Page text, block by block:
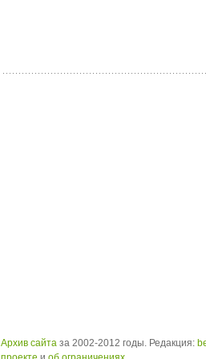
Архив сайта за 2002-2012 годы. Редакция: